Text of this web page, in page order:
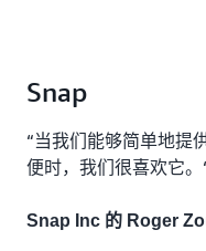
Snap
“当我们能够简单地提
便时，我们很喜欢它。
Snap Inc 的 Roger